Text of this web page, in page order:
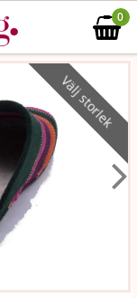
0
Välj storlek